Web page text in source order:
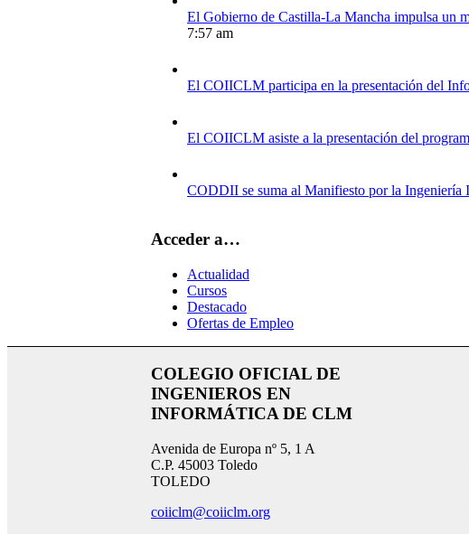
El Gobierno de Castilla-La Mancha impulsa un
7:57 am
El COIICLM participa en la presentación del
El COIICLM asiste a la presentación del
CODDII se suma al Manifiesto por la
Acceder a…
Actualidad
Cursos
Destacado
Ofertas de Empleo
COLEGIO OFICIAL DE
INGENIEROS EN
INFORMÁTICA DE CLM
Avenida de Europa nº 5, 1 A
C.P. 45003 Toledo
TOLEDO
coiiclm@coiiclm.org